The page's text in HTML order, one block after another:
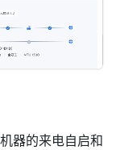
器的来电自启和